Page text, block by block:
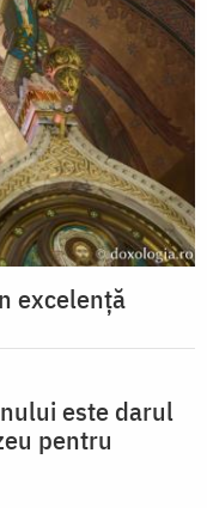
excelență
este darul
pentru